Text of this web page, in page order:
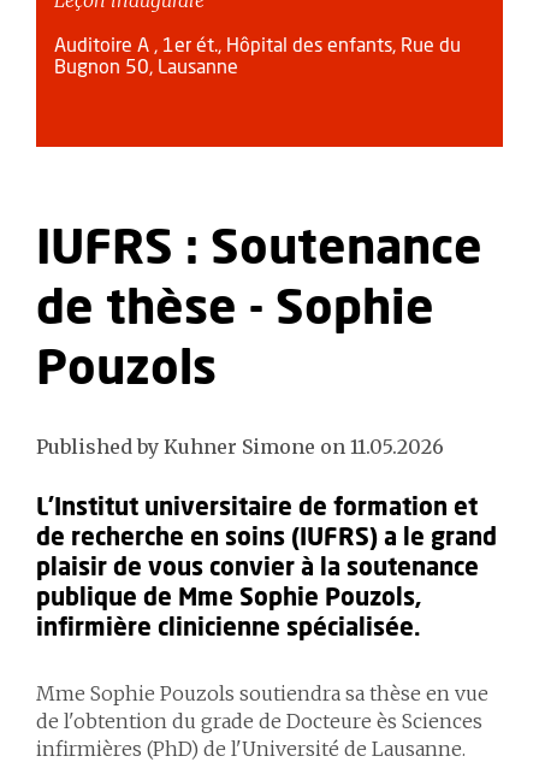
Auditoire A , 1er ét., Hôpital des enfants, Rue du
Bugnon 50, Lausanne
IUFRS : Soutenance
de thèse - Sophie
Pouzols
Published by Kuhner Simone on 11.05.2026
L'Institut universitaire de formation et
de recherche en soins (IUFRS) a le grand
plaisir de vous convier à la soutenance
publique de Mme Sophie Pouzols,
infirmière clinicienne spécialisée.
Mme Sophie Pouzols soutiendra sa thèse en vue
de l'obtention du grade de Docteure ès Sciences
infirmières (PhD) de l'Université de Lausanne.